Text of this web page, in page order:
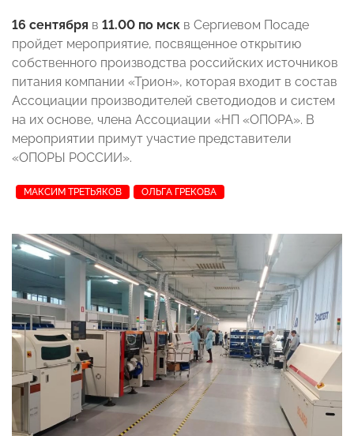
16 сентября в 11.00 по мск в Сергиевом Посаде
пройдет мероприятие, посвященное открытию
собственного производства российских источников
питания компании «Трион», которая входит в состав
Ассоциации производителей светодиодов и систем
на их основе, члена Ассоциации «НП «ОПОРА». В
мероприятии примут участие представители
«ОПОРЫ РОССИИ».
МАКСИМ ТРЕТЬЯКОВ ОЛЬГА ГРЕКОВА